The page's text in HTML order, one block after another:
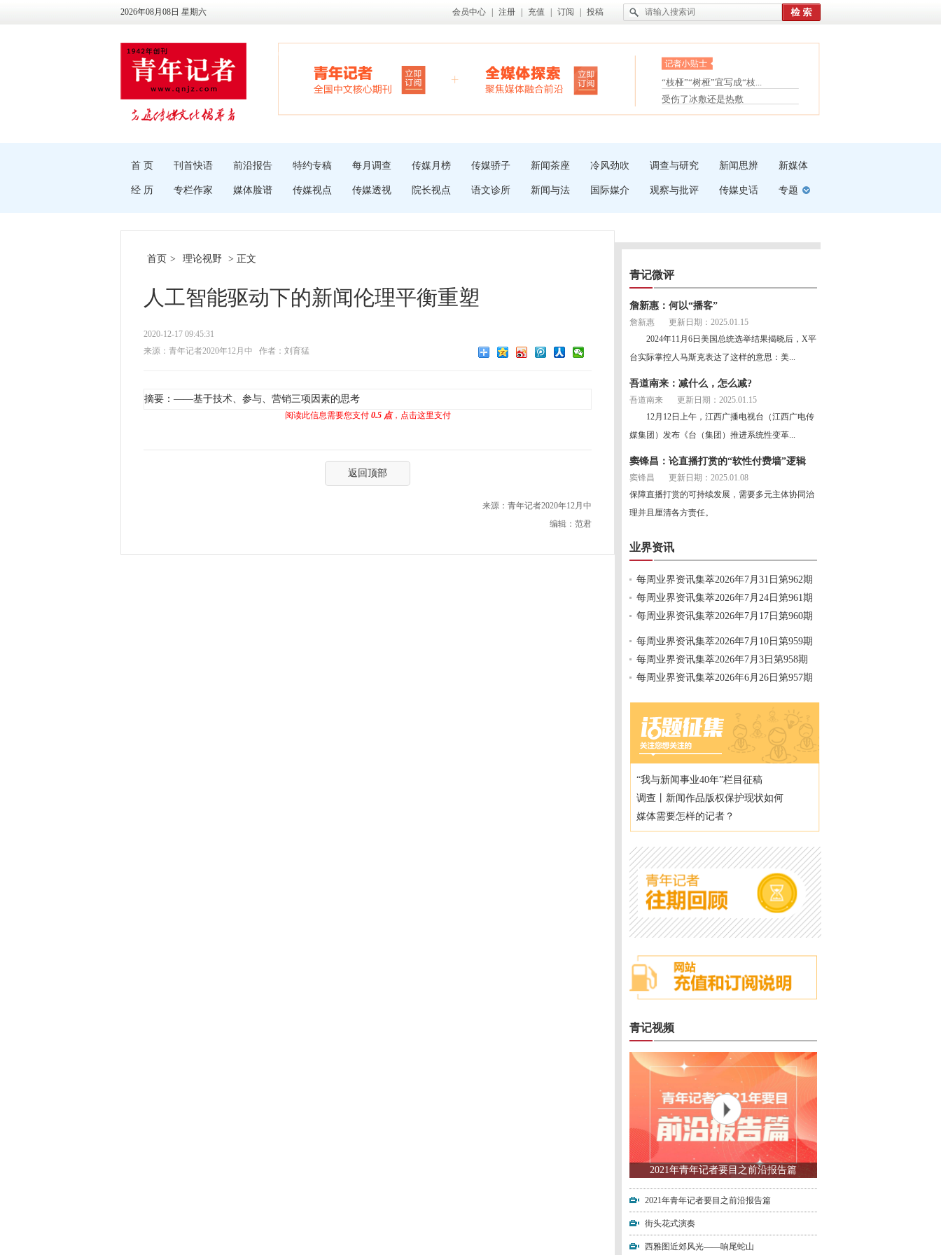
2026年08月08日 星期六 会员中心 注册 充值 订阅 投稿
眼白变红或是结膜下出血
“枝桠”“树桠”宜写成“枝...
夏天缓解疲劳有三招
护腰，摆脱六大坏习惯
受伤了冰敷还是热敷
白内障治疗的误区
首 页 刊首快语 前沿报告 特约专稿 每月调查 传媒月榜 传媒骄子 新闻茶座 冷风劲吹 调查与研究 新闻思辨 新媒体
经 历 专栏作家 媒体脸谱 传媒视点 传媒透视 院长视点 语文诊所 新闻与法 国际媒介 观察与批评 传媒史话 专题
首页 > 理论视野 > 正文
人工智能驱动下的新闻伦理平衡重塑
2020-12-17 09:45:31
来源：青年记者2020年12月中
作者：刘育猛
摘要：——基于技术、参与、营销三项因素的思考
阅读此信息需要您支付 0.5 点，点击这里支付
返回顶部
来源：青年记者2020年12月中
编辑：范君
青记微评
詹新惠：何以“播客”
詹新惠
更新日期：2025.01.15
2024年11月6日美国总统选举结果揭晓后，X平
台实际掌控人马斯克表达了这样的意思：美...
吾道南来：减什么，怎么减?
吾道南来
更新日期：2025.01.15
12月12日上午，江西广播电视台（江西广电传
媒集团）发布《台（集团）推进系统性变革...
窦锋昌：论直播打赏的“软性付费墙”逻辑
窦锋昌
更新日期：2025.01.08
保障直播打赏的可持续发展，需要多元主体协同治
理并且厘清各方责任。
业界资讯
每周业界资讯集萃2026年7月31日第962期
每周业界资讯集萃2026年7月24日第961期
每周业界资讯集萃2026年7月17日第960期
每周业界资讯集萃2026年7月10日第959期
每周业界资讯集萃2026年7月3日第958期
每周业界资讯集萃2026年6月26日第957期
“我与新闻事业40年”栏目征稿
调查丨新闻作品版权保护现状如何
媒体需要怎样的记者？
青记视频
2021年青年记者要目之前沿报告篇
2021年青年记者要目之前沿报告篇
街头花式演奏
西雅图近郊风光——响尾蛇山